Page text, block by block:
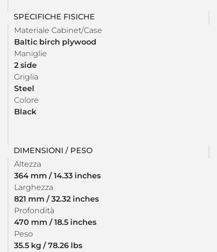
SPECIFICHE FISICHE
Materiale Cabinet/Case
Baltic birch plywood
Maniglie
2 side
Griglia
Steel
Colore
Black
DIMENSIONI / PESO
Altezza
364 mm / 14.33 inches
Larghezza
821 mm / 32.32 inches
Profondità
470 mm / 18.5 inches
Peso
35.5 kg / 78.26 lbs